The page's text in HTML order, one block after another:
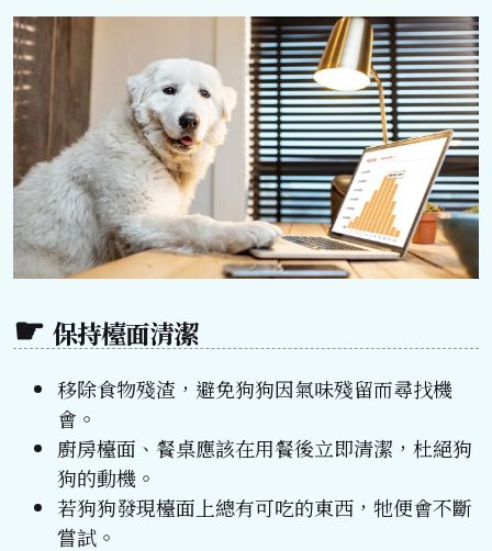
保持檯面清潔
移除食物殘渣，避免狗狗因氣味殘留而尋找機
會。
廚房檯面、餐桌應該在用餐後立即清潔，杜絕狗
狗的動機。
若狗狗發現檯面上總有可吃的東西，牠便會不斷
嘗試。